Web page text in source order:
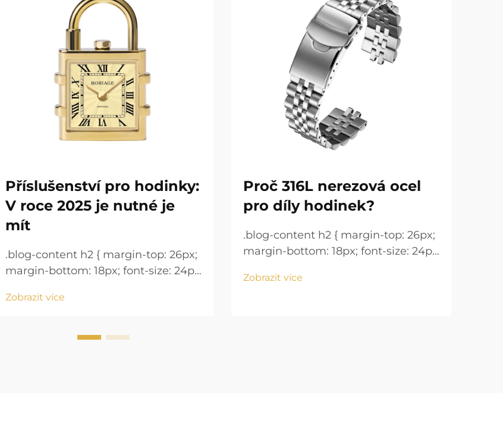
Příslušenství pro hodinky:
V roce 2025 je nutné je
mít
.blog-content h2 { margin-top: 26px;
margin-bottom: 18px; font-size: 24px
height: normal; } .blog-content h3 {
18px; font-size: 20px !important;
Zobrazit více
Proč 316L nerezová ocel
pro díly hodinek?
.blog-content h2 { margin-top: 26px;
margin-bottom: 18px; font-size: 24px
height: normal; } .blog-content h3 {
Zobrazit více